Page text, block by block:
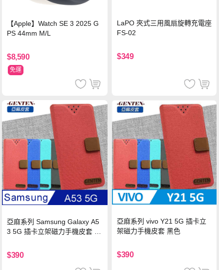
【Apple】Watch SE 3 2025 G
PS 44mm M/L
$8,590
免運
LaPO 夾式三用風扇旋轉充電座
FS-02
$349
亞麻系列 Samsung Galaxy A5
3 5G 插卡立架磁力手機皮套 藍
$390
亞麻系列 vivo Y21 5G 插卡立
架磁力手機皮套 黑色
$390